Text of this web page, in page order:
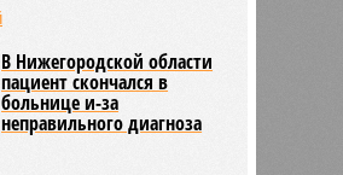
В Нижегородской области
пациент скончался в
больнице и-за
неправильного диагноза